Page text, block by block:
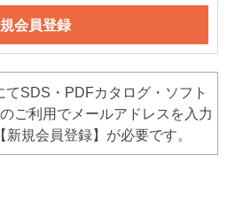
SDS・PDFカタログ・ソフト
ご利用でメールアドレスを入力
規会員登録】が必要です。